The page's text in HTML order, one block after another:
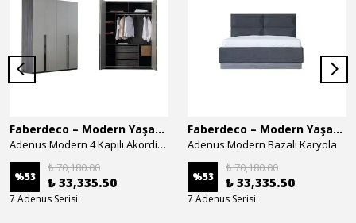
Faberdeco – Modern Yaşam Alanları İçin Özel Tasarım Mobilyalar
Adenus Modern 4 Kapılı Akordion Dolap
%53
₺ 70,180.00
₺ 33,335.50
7 Adenus Serisi
Faberdeco – Modern Yaşam Alanları İçin Özel Tasarım Mobilyalar
Adenus Modern Bazalı Karyola
%53
₺ 70,180.00
₺ 33,335.50
7 Adenus Serisi